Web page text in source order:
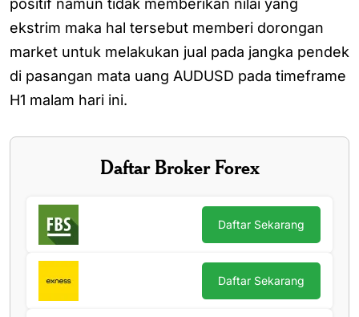
positif namun tidak memberikan nilai yang
ekstrim maka hal tersebut memberi dorongan
market untuk melakukan jual pada jangka pendek
di pasangan mata uang AUDUSD pada timeframe
H1 malam hari ini.
Daftar Broker Forex
Daftar Sekarang
Daftar Sekarang